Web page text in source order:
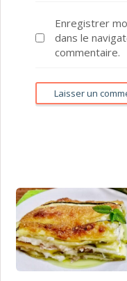
Enregistrer
dans le
commentaire.